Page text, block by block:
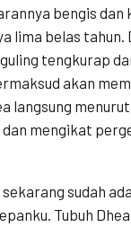
bengis dan
lima belas
tengkurap
akan
langsung
mengikat
sudah
Tubuh